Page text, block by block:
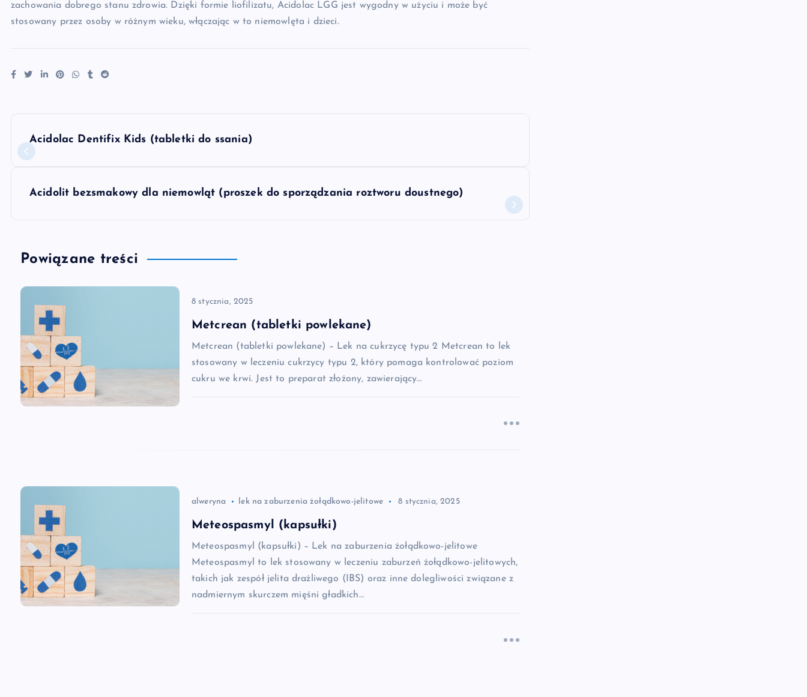
zachowania dobrego stanu zdrowia. Dzięki formie liofilizatu, Acidolac LGG jest wygodny w użyciu i może być
stosowany przez osoby w różnym wieku, włączając w to niemowlęta i dzieci.
N
a
g
a
c
a
s
u
Acidolac Dentifix Kids (tabletki do ssania)
Acidolit bezsmakowy dla niemowląt (proszek do sporządzania roztworu doustnego)
Powiązane treści
8 stycznia, 2025
Metcrean (tabletki powlekane)
Metcrean (tabletki powlekane) – Lek na cukrzycę typu 2 Metcrean to lek
stosowany w leczeniu cukrzycy typu 2, który pomaga kontrolować poziom
cukru we krwi. Jest to preparat złożony, zawierający…
alweryna lek na zaburzenia żołądkowo-jelitowe 8 stycznia, 2025
Meteospasmyl (kapsułki)
Meteospasmyl (kapsułki) – Lek na zaburzenia żołądkowo-jelitowe
Meteospasmyl to lek stosowany w leczeniu zaburzeń żołądkowo-jelitowych,
takich jak zespół jelita drażliwego (IBS) oraz inne dolegliwości związane z
nadmiernym skurczem mięśni gładkich…